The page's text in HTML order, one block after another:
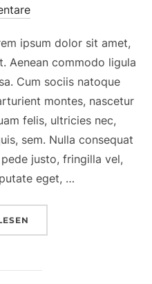
ipsum dolor sit amet,
Aenean commodo ligula
Cum sociis natoque
montes, nascetur
felis, ultricies nec,
sem. Nulla consequat
justo, fringilla vel,
eget, …